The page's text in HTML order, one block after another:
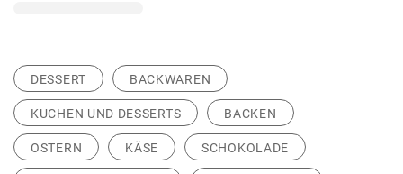
DESSERT BACKWAREN
KUCHEN UND DESSERTS BACKEN
OSTERN KÄSE SCHOKOLADE